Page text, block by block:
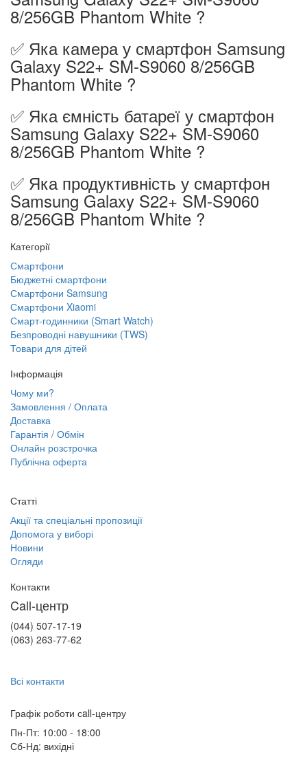
8/256GB Phantom White ?
✅ Яка камера у смартфон Samsung
Galaxy S22+ SM-S9060 8/256GB
Phantom White ?
✅ Яка ємність батареї у смартфон
Samsung Galaxy S22+ SM-S9060
8/256GB Phantom White ?
✅ Яка продуктивність у смартфон
Samsung Galaxy S22+ SM-S9060
8/256GB Phantom White ?
Категорії
Смартфони
Бюджетні смартфони
Смартфони Samsung
Смартфони Xiaomi
Смарт-годинники (Smart Watch)
Безпроводні навушники (TWS)
Товари для дітей
Інформація
Чому ми?
Замовлення / Оплата
Доставка
Гарантія / Обмін
Онлайн розстрочка
Публічна оферта
Статті
Акції та спеціальні пропозиції
Допомога у виборі
Новини
Огляди
Контакти
Call-центр
(044) 507-17-19
(063) 263-77-62
Всі контакти
Графік роботи сall-центру
Пн-Пт: 10:00 - 18:00
Сб-Нд: вихідні